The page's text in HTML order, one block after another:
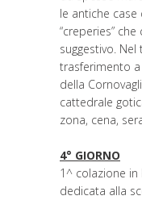
le antiche
“creperies”
suggestivo.
trasferimento a
della
cattedrale
zona, cena,
4° GIORNO
1^ colazione in
dedicata alla